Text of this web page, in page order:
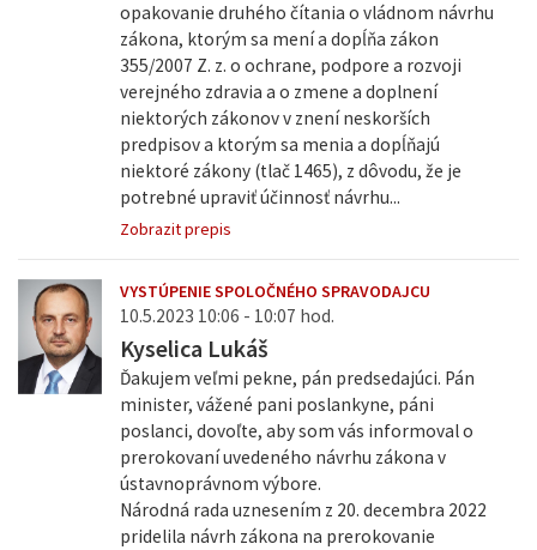
opakovanie druhého čítania o vládnom návrhu
zákona, ktorým sa mení a dopĺňa zákon
355/2007 Z. z. o ochrane, podpore a rozvoji
verejného zdravia a o zmene a doplnení
niektorých zákonov v znení neskorších
predpisov a ktorým sa menia a dopĺňajú
niektoré zákony (tlač 1465), z dôvodu, že je
potrebné upraviť účinnosť návrhu...
Zobrazit prepis
VYSTÚPENIE SPOLOČNÉHO SPRAVODAJCU
10.5.2023 10:06 - 10:07 hod.
Kyselica Lukáš
Ďakujem veľmi pekne, pán predsedajúci. Pán
minister, vážené pani poslankyne, páni
poslanci, dovoľte, aby som vás informoval o
prerokovaní uvedeného návrhu zákona v
ústavnoprávnom výbore.
Národná rada uznesením z 20. decembra 2022
pridelila návrh zákona na prerokovanie